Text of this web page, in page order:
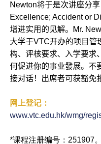
Newton将于是次讲座分享
Excellence; Accident or
增进实用的见解。
Mr.
大学于VTC开办的项目管
构、评核要求、入学要求
何促进你的事业發展。不
接对话！ 出席者可获豁免
网上登记：
www.vtc.edu.hk/wmg/
*课程注册编号：251907